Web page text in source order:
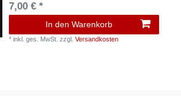
7,00 € *
In den Warenkorb
*inkl. ges. MwSt. zzgl.Versandkosten